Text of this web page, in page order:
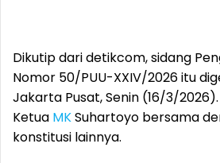
Dikutip dari detikcom, sidang
Nomor 50/PUU-XXIV/2026 itu
Jakarta Pusat, Senin (16/3/
Ketua MKSuhartoyo bersama
konstitusi lainnya.